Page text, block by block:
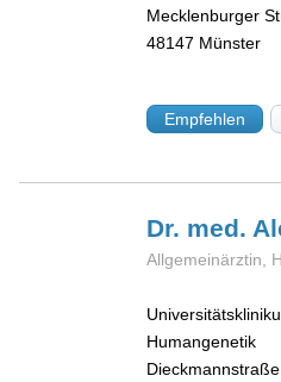
Mecklenburger
48147 Münster
Empfehlen
Dr. med.
Allgemeinärztin,
Humangenetik